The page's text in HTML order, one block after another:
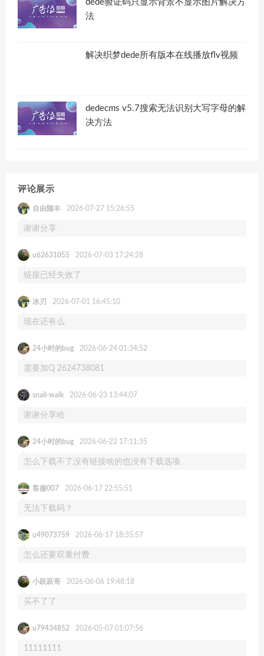
dede验证码只显示背景不显示图片解决方
法
解决织梦dede所有版本在线播放flv视频
dedecms v5.7搜索无法识别大写字母的解
决方法
评论展示
自由随丰 2026-07-27 15:26:55
谢谢分享
u62631055 2026-07-03 17:24:28
链接已经失效了
冰刃 2026-07-01 16:45:10
现在还有么
24小时的bug 2026-06-24 01:34:52
需要加Q 2624738081
snail-walk 2026-06-23 13:44:07
谢谢分享哈
24小时的bug 2026-06-22 17:11:35
怎么下载不了没有链接啥的也没有下载选项
客服007 2026-06-17 22:55:51
无法下载码？
u49073759 2026-06-17 18:35:57
怎么还要双重付费
小跃跃哥 2026-06-06 19:48:18
买不了了
u79434852 2026-05-07 01:07:56
11111111